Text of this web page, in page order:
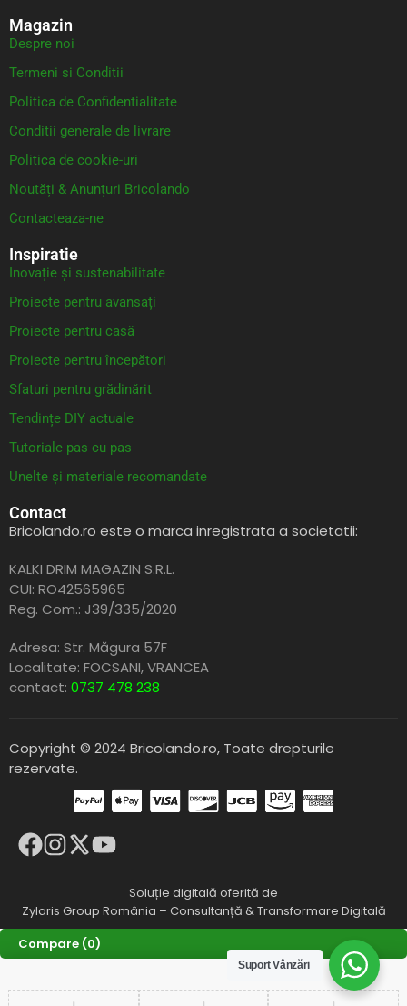
Magazin
Despre noi
Termeni si Conditii
Politica de Confidentialitate
Conditii generale de livrare
Politica de cookie-uri
Noutăți & Anunțuri Bricolando
Contacteaza-ne
Inspiratie
Inovație și sustenabilitate
Proiecte pentru avansați
Proiecte pentru casă
Proiecte pentru începători
Sfaturi pentru grădinărit
Tendințe DIY actuale
Tutoriale pas cu pas
Unelte și materiale recomandate
Contact
Bricolando.ro este o marca inregistrata a societatii:
KALKI DRIM MAGAZIN S.R.L.
CUI: RO42565965
Reg. Com.: J39/335/2020
Adresa: Str. Măgura 57F
Localitate: FOCSANI,VRANCEA
contact: 0737 478 238
Copyright © 2024 Bricolando.ro, Toate drepturile
rezervate.
Soluție digitală oferită de
Zylaris Group România – Consultanță & Transformare Digitală
Suport Vânzări
Compare (0)